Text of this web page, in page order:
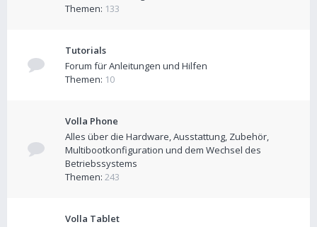
Themen: 133
Tutorials
Forum für Anleitungen und Hilfen
Themen: 10
Volla Phone
Alles über die Hardware, Ausstattung, Zubehör,
Multibootkonfiguration und dem Wechsel des
Betriebssystems
Themen: 243
Volla Tablet